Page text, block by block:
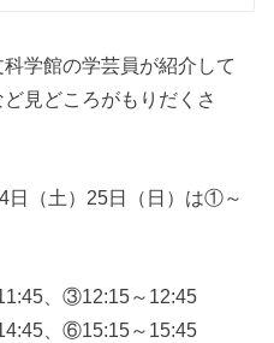
学館の学芸員が紹介して
見どころがもりだくさ
（土）25日（日）は①～
、③12:15～12:45
、⑥15:15～15:45